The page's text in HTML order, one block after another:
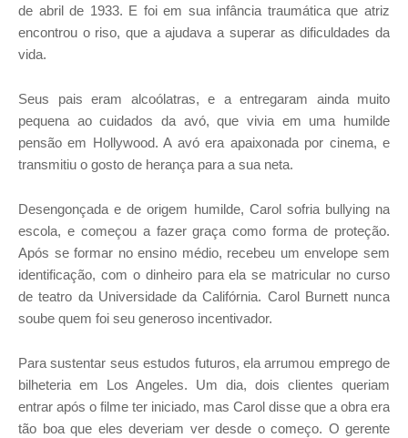
de abril de 1933. E foi em sua infância traumática que atriz
encontrou o riso, que a ajudava a superar as dificuldades da
vida.
Seus pais eram alcoólatras, e a entregaram ainda muito
pequena ao cuidados da avó, que vivia em uma humilde
pensão em Hollywood. A avó era apaixonada por cinema, e
transmitiu o gosto de herança para a sua neta.
Desengonçada e de origem humilde, Carol sofria bullying na
escola, e começou a fazer graça como forma de proteção.
Após se formar no ensino médio, recebeu um envelope sem
identificação, com o dinheiro para ela se matricular no curso
de teatro da Universidade da Califórnia. Carol Burnett nunca
soube quem foi seu generoso incentivador.
Para sustentar seus estudos futuros, ela arrumou emprego de
bilheteria em Los Angeles. Um dia, dois clientes queriam
entrar após o filme ter iniciado, mas Carol disse que a obra era
tão boa que eles deveriam ver desde o começo. O gerente